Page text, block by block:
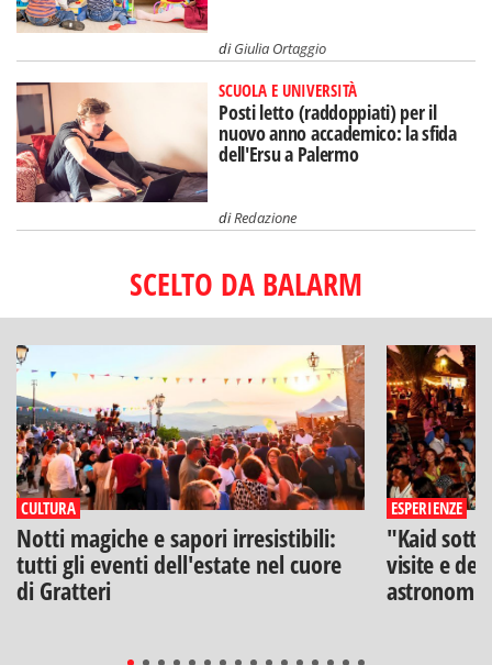
diGiulia Ortaggio
SCUOLA E UNIVERSITÀ
Posti letto (raddoppiati) per il
nuovo anno accademico: la sfida
dell'Ersu a Palermo
diRedazione
SCELTO DA BALARM
CULTURA
Notti magiche e sapori irresistibili:
tutti gli eventi dell'estate nel cuore
di Gratteri
ESPERIENZE
"Kaid
visite e
astronomia